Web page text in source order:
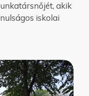
akik
iskolai